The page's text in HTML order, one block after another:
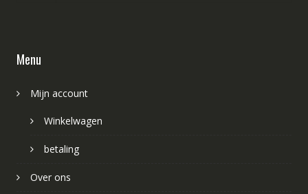
Menu
Mijn account
Winkelwagen
betaling
Over ons